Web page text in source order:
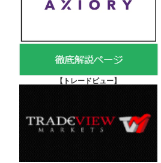
【 トレードビュー】